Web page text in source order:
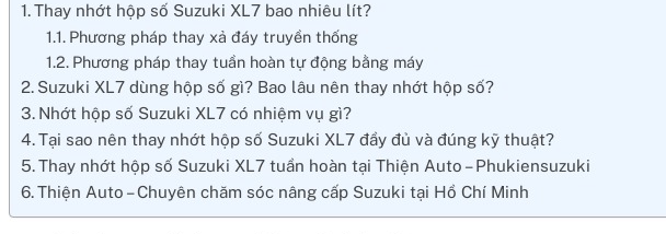
Thay nhớt hộp số Suzuki XL7 bao nhiêu lít?
Phương pháp thay xả đáy truyền thống
Phương pháp thay tuần hoàn tự động bằng máy
Suzuki XL7 dùng hộp số gì? Bao lâu nên thay nhớt hộp số?
Nhớt hộp số Suzuki XL7 có nhiệm vụ gì?
Tại sao nên thay nhớt hộp số Suzuki XL7 đầy đủ và đúng kỹ thuật?
Thay nhớt hộp số Suzuki XL7 tuần hoàn tại Thiện Auto – Phukiensuzuki
Thiện Auto – Chuyên chăm sóc nâng cấp Suzuki tại Hồ Chí Minh